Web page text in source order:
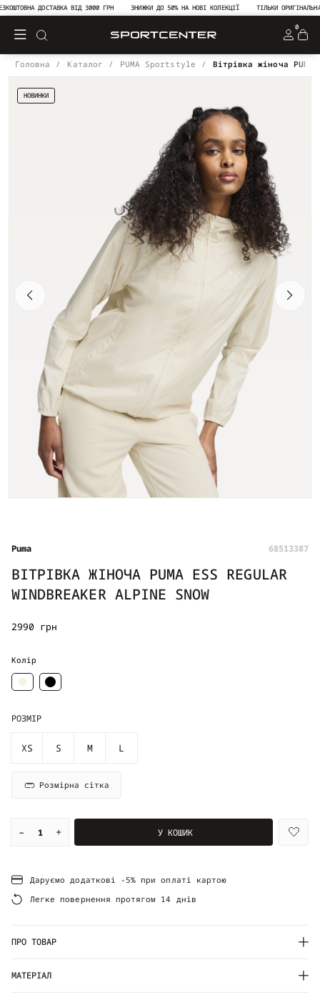
ДОСТАВКА ВІД 3000 ГРН ЗНИЖКИ ДО 50% НА НОВІ КОЛЕКЦІЇ ТІЛЬКИ ОРИГІНАЛЬНА
0
Головна Каталог PUMA Sportstyle Вітрівка жіноча
НОВИНКИ
Puma 68513387
ВІТРІВКА ЖІНОЧА PUMA ESS REGULAR
WINDBREAKER ALPINE SNOW
2990 грн
Колір
РОЗМІР
XS S M L
Розмірна сітка
– + У КОШИК
Даруємо додаткові -5% при оплаті картою
Легке повернення протягом 14 днів
ПРО ТОВАР
МАТЕРІАЛ